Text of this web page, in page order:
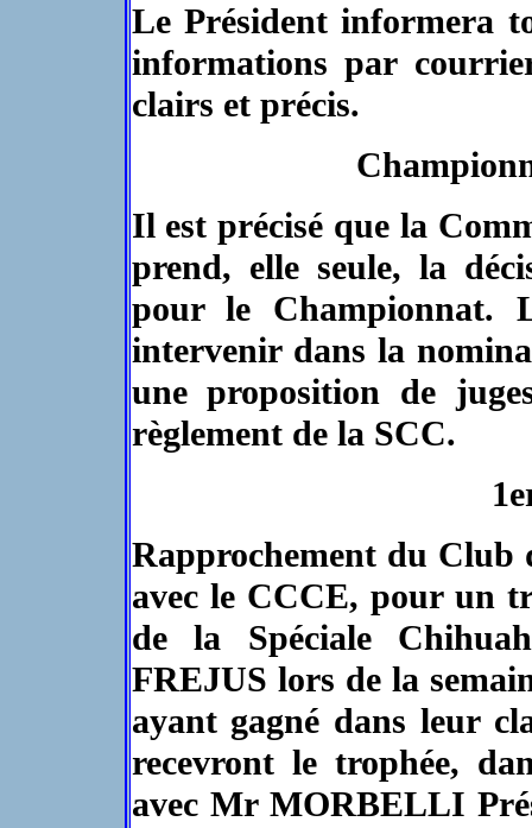
Le Président informera
informations par
clairs et précis.
Il est précisé que la
prend, elle seule, la
pour le Championnat.
intervenir dans la
une proposition de
règlement de la SCC.
Rapprochement du Club
avec le CCCE, pour un
de la Spéciale
FREJUS lors de la
ayant gagné dans leur
recevront le trophée,
avec Mr MORBELLI